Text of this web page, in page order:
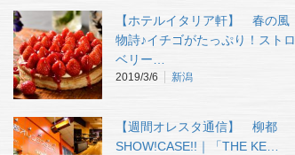
【ホテルイタリア軒】 春の風
物詩♪イチゴがたっぷり！ストロ
ベリー…
2019/3/6 新潟
【週間オレスタ通信】 柳都
SHOW!CASE!!｜「THE KE…